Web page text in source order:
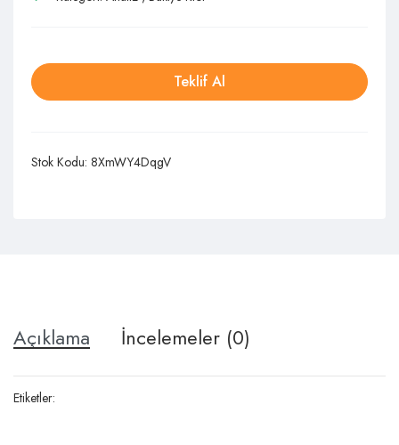
Teklif Al
Stok Kodu: 8XmWY4DqgV
Açıklama İncelemeler (0)
Etiketler: